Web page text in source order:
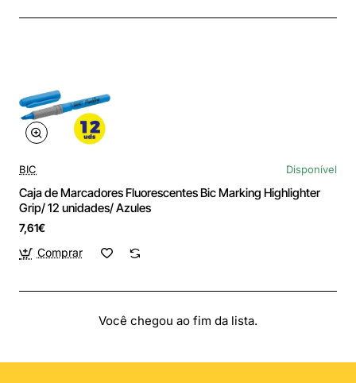
BIC Disponível
Caja de Marcadores Fluorescentes Bic Marking Highlighter
Grip/ 12 unidades/ Azules
7,61€
Comprar
Você chegou ao fim da lista.